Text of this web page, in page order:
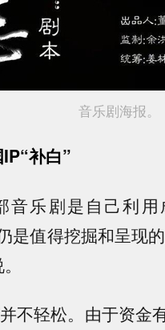
音乐剧海报。
补白”
音乐剧是自己利
仍是值得挖掘和呈
不轻松。由于资金